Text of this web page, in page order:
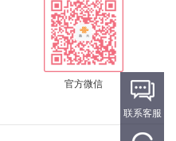
官方微信
联系客服